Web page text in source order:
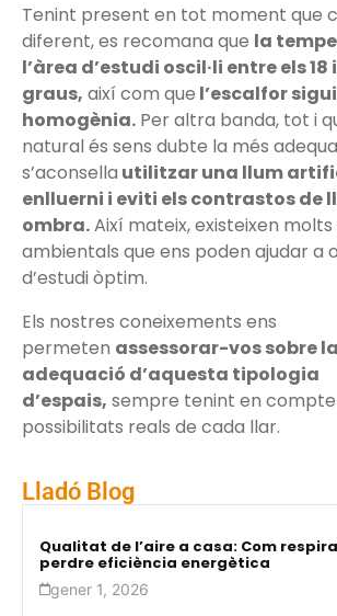
Tenint present en tot moment que
diferent, es recomana que la
l’àrea d’estudi oscil·li entre els 18
graus, així com que l’escalfor sigui
homogènia. Per altra banda, tot i
natural és sens dubte la més
s’aconsella utilitzar una llum
enlluerni i eviti els contrastos de
ombra.Així mateix, existeixen
ambientals que ens poden ajudar a
d’estudi òptim.
Els nostres coneixements ens
permeten assessorar-vos sobre
adequació d’aquesta tipologia
d’espais, sempre tenint en compte
possibilitats reals de cada llar.
Lladó Blog
Qualitat de l’aire a casa: Com
perdre eficiència energètica
gener 1, 2026